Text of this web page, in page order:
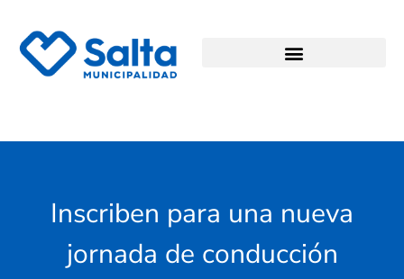
Inscriben para una nueva
jornada de conducción